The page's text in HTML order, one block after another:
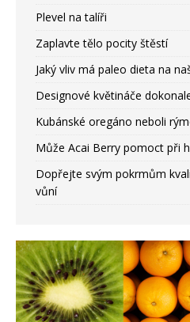
Plevel na talíři
Zaplavte tělo pocity štěstí
Jaký vliv má paleo dieta na
Designové květináče
Kubánské oregáno neboli
Může Acai Berry pomoct při
Dopřejte svým pokrmům
vůní